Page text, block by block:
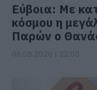
Εύβοια: Με
κόσμου η
Παρών ο